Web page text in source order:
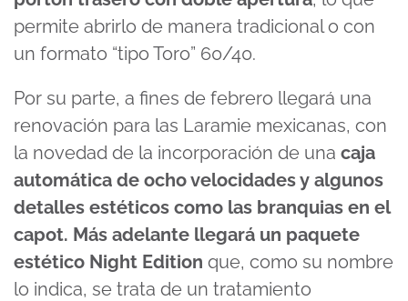
permite abrirlo de manera tradicional o con
un formato “tipo Toro” 60/40.
Por su parte, a fines de febrero llegará una
renovación para las Laramie mexicanas, con
la novedad de la incorporación de una caja
automática de ocho velocidades y algunos
detalles estéticos como las branquias en el
capot. Más adelante llegará un paquete
estético Night Edition que, como su nombre
lo indica, se trata de un tratamiento